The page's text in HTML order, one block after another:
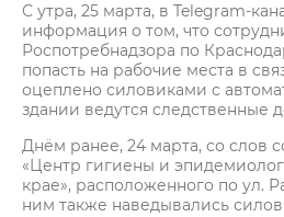
С утра, 25 марта, в Telegram-
информация о том, что
Роспотребнадзора по
попасть на рабочие места в
оцеплено силовиками с
здании ведутся следственные
Днём ранее, 24 марта, со слов
«Центр гигиены и
крае», расположенного по ул.
ним также наведывались